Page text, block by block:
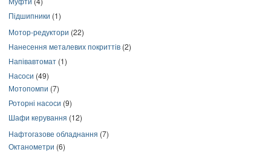
Підшипники (1)
Мотор-редуктори (22)
Нанесення металевих покриттів (2)
Напівавтомат (1)
Насоси (49)
Мотопомпи (7)
Роторні насоси (9)
Шафи керування (12)
Нафтогазове обладнання (7)
Октанометри (6)